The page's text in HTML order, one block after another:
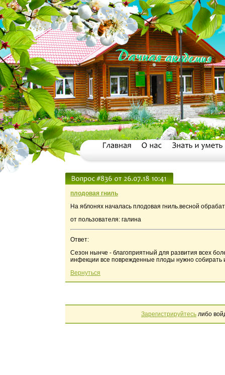
плодовая гниль
На яблонях началась плодовая гниль.весной
от пользователя: галина
Ответ:
Сезон нынче - благоприятный для развития всех
инфекции все поврежденные плоды нужно собирать
Вернуться
Зарегистрируйтесь либо